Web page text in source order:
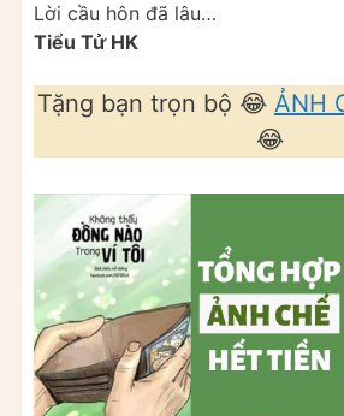
Lời cầu hôn đã lâu…
Tiểu Tử HK
Tặng bạn trọn bộ 😂 ẢNH
😂